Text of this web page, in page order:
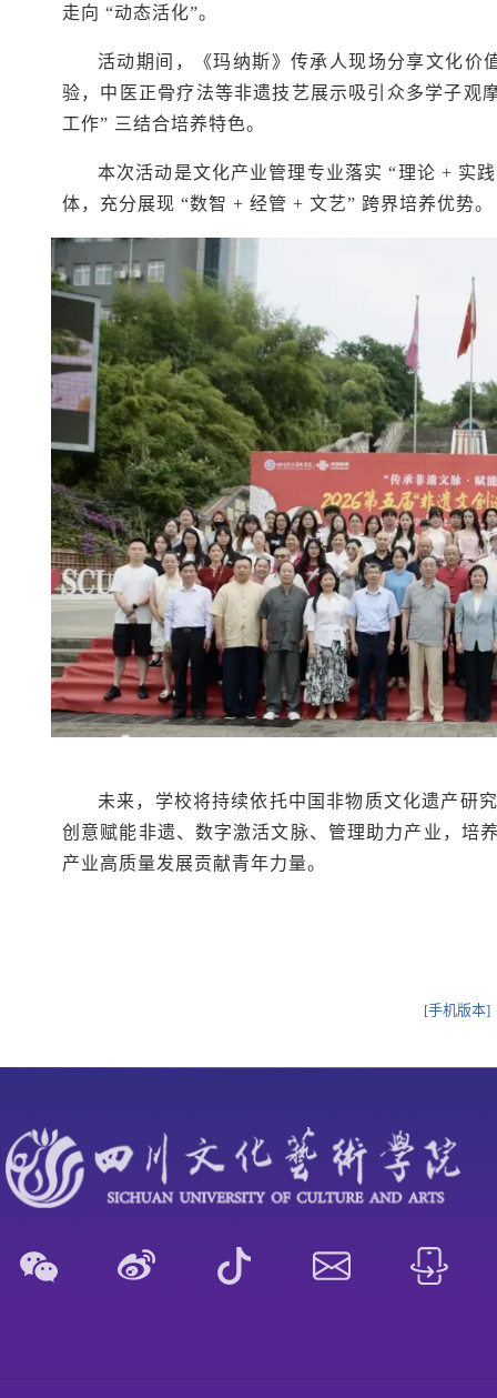
走向 “动态活化”。
活动期间，《玛纳斯》传承人现场分享文化价
验，中医正骨疗法等非遗技艺展示吸引众多学子观
工作” 三结合培养特色。
本次活动是文化产业管理专业落实 “理论 + 实
体，充分展现 “数智 + 经管 + 文艺” 跨界培养优势。
未来，学校将持续依托中国非物质文化遗产研
创意赋能非遗、数字激活文脉、管理助力产业，培
产业高质量发展贡献青年力量。
[手机版本]